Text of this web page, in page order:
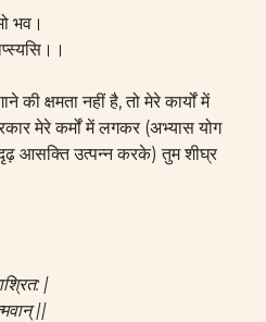
भव।
क्षमता नहीं है, तो मेरे कार्यों में
मेरे कर्मों में लगकर (अभ्यास योग
दृढ़ आसक्ति उत्पन्न करके) तुम शीघ्र
|
||